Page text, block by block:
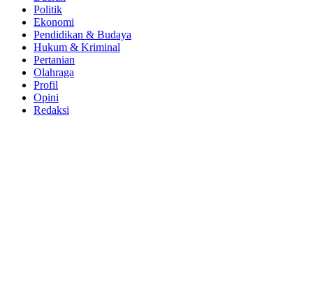
Politik
Ekonomi
Pendidikan & Budaya
Hukum & Kriminal
Pertanian
Olahraga
Profil
Opini
Redaksi